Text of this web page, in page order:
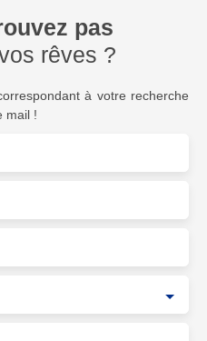
pas
rêves ?
à votre recherche
mail !